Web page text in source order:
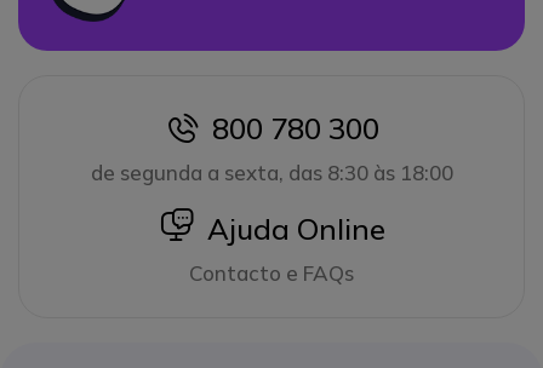
icon
800 780 300
de segunda a sexta, das 8:30 às 18:00
icon
Ajuda Online
Contacto e FAQs